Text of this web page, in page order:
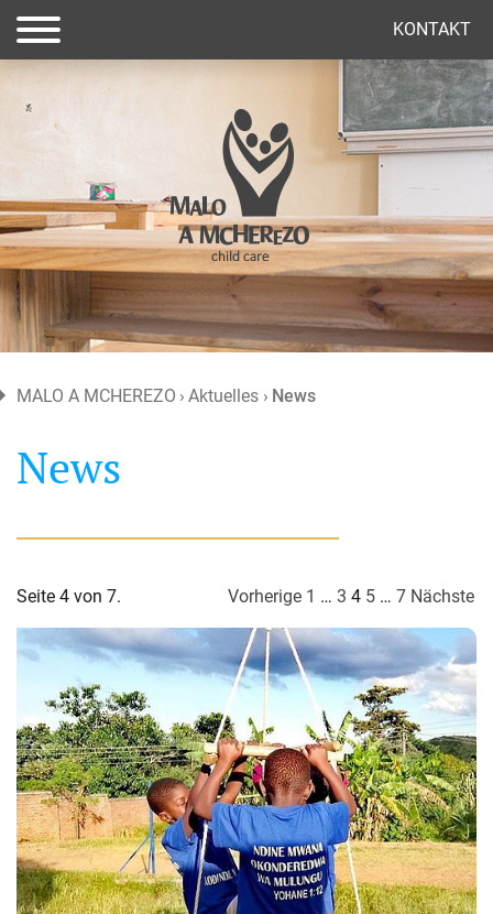
(current)
KONTAKT
MALO A MCHEREZO Aktuelles News
News
Seite 4 von 7. Vorherige 1 … 3 4 5 … 7 Nächste